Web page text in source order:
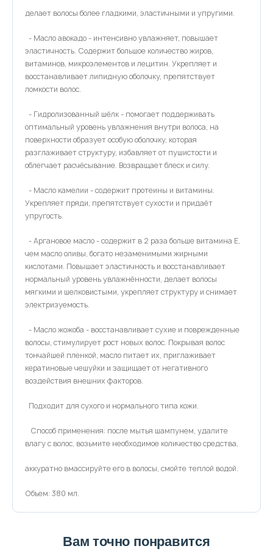
делает волосы более гладкими, эластичными и упругими.
- Масло авокадо - интенсивно увлажняет, повышает
эластичность. Содержит большое количество жиров,
витаминов, микроэлементов и лецитин. Укрепляет и
восстанавливает липидную оболочку, препятствует
ломкости волос.
- Гидролизованный шёлк - помогает поддерживать
оптимальный уровень увлажнения внутри волоса, на
поверхности образует особую оболочку, которая
разглаживает структуру, избавляет от пушистости и
облегчает расчёсывание. Возвращает блеск и силу.
- Масло камелии - содержит протеины и витамины.
Укрепляет пряди, препятствует сухости и придаёт
упругость.
- Аргановое масло - содержит в 2 раза больше витамина E,
чем масло оливы, богато незаменимыми жирными
кислотами. Повышает эластичность и восстанавливает
нормальный уровень увлажнённости, делает волосы
мягкими и шелковистыми, укрепляет структуру и снимает
электризуемость.
- Масло жожоба - восстанавливает сухие и поврежденные
волосы, стимулирует рост новых волос. Покрывая волос
тончайшей пленкой, масло питает их, приглаживает
кератиновые чешуйки и защищает от негативного
воздействия внешних факторов.
Подходит для сухого и нормального типа кожи.
Способ применения: после мытья шампунем, удалите
влагу с волос, возьмите необходимое количество средства,
аккуратно вмассируйте его в волосы, смойте теплой водой.
Объем: 380 мл.
Вам точно понравится